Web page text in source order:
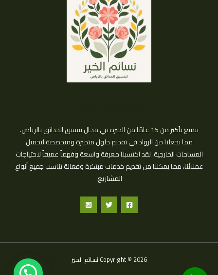
نتمتع بأكثر من 15 عامًا من الخبرة في مجال تنسيق الحدائق بالرياض،
مما يجعلنا من الرواد في تقديم حلول متميزة ومتخصصة لتجميل
المساحات الخارجية. لقد اكتسبنا معرفة واسعة وفهماً عميقاً لاحتياجات
عملائنا، مما يمكننا من تقديم خدمات مبتكرة وفعالة تناسب جميع أنواع
المشاريع.
Copyright © 2026 نسائم الخير